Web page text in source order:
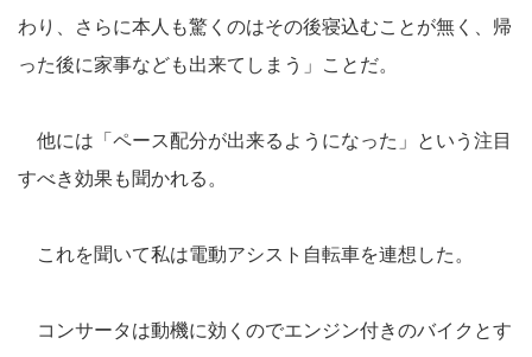
わり、さらに本人も驚くのはその後寝込むことが無く、帰
った後に家事なども出来てしまう」ことだ。
他には「ペース配分が出来るようになった」という注目
すべき効果も聞かれる。
これを聞いて私は電動アシスト自転車を連想した。
コンサータは動機に効くのでエンジン付きのバイクとす